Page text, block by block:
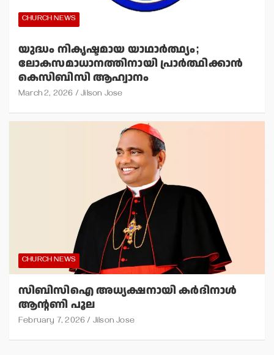
CHURCH NEWS
യുദ്ധം നികൃഷ്ടമായ യാഥാര്‍ത്ഥ്യം;
ലോകസമാധാനത്തിനായി പ്രാര്‍ത്ഥിക്കാന്‍
കെസിബിസി ആഹ്വാനം
March 2, 2026 Jilson Jose
CHURCH NEWS
സിബിസിഐ അധ്യക്ഷനായി കര്‍ദിനാള്‍
ആന്റണി പൂല
February 7, 2026 Jilson Jose